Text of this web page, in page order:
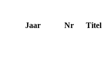
Jaar Nr Titel